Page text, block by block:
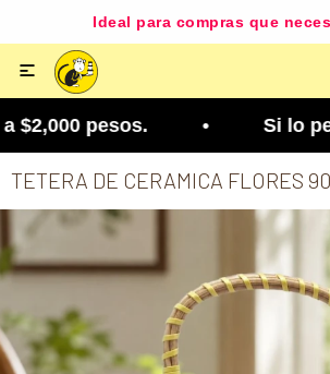
Ideal para compras que

$2,000 pesos. • Si lo
TETERA DE CERAMICA FLORES